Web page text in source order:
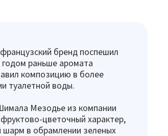
бренд поспешил
годом раньше аромата
композицию в более
туалетной воды.
Мезодье из компании
цветочный характер,
шарм в обрамлении зеленых